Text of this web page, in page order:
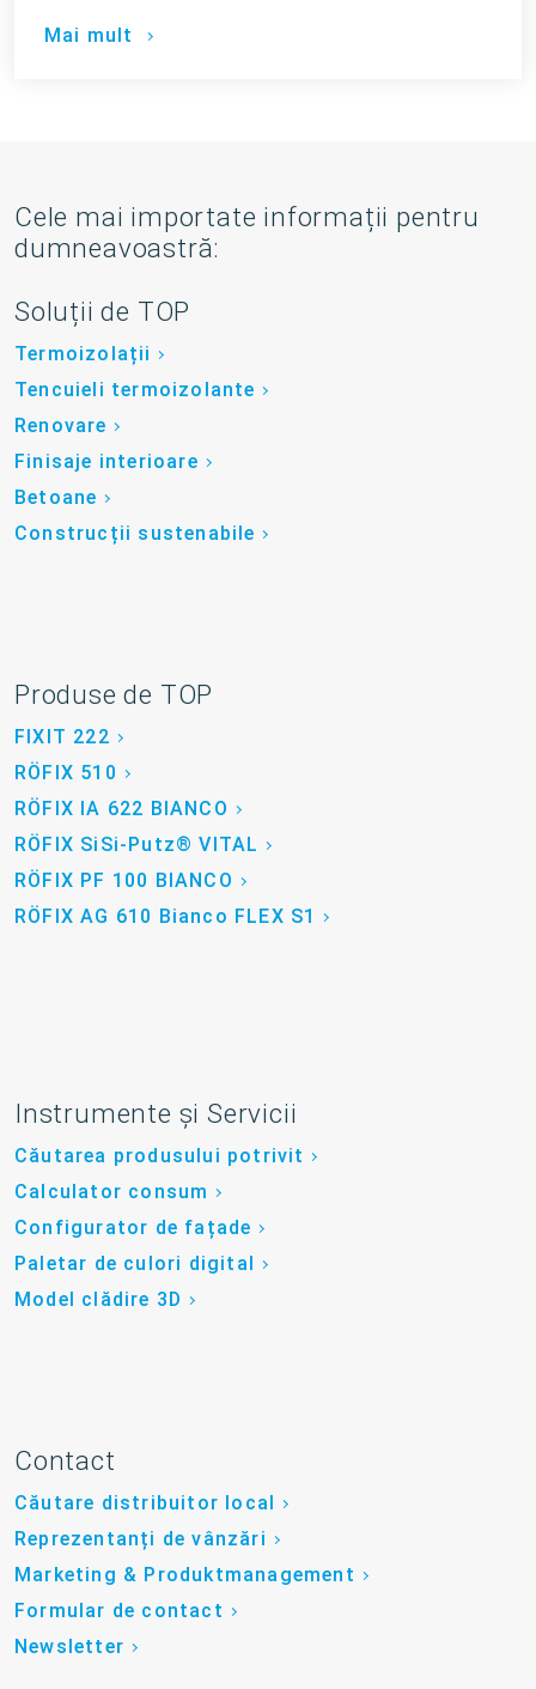
Mai mult
Cele mai importate informații pentru
dumneavoastră:
Soluții de TOP
Termoizolații
Tencuieli termoizolante
Renovare
Finisaje interioare
Betoane
Construcții sustenabile
Produse de TOP
FIXIT 222
RÖFIX 510
RÖFIX IA 622 BIANCO
RÖFIX SiSi-Putz® VITAL
RÖFIX PF 100 BIANCO
RÖFIX AG 610 Bianco FLEX S1
Instrumente și Servicii
Căutarea produsului potrivit
Calculator consum
Configurator de fațade
Paletar de culori digital
Model clădire 3D
Contact
Căutare distribuitor local
Reprezentanți de vânzări
Marketing & Produktmanagement
Formular de contact
Newsletter